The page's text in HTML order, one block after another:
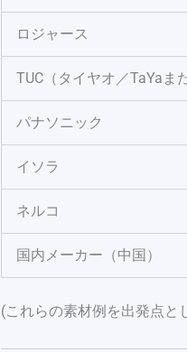
ロジャース
TUC（タイヤオ／TaYaま
パナソニック
イソラ
ネルコ
国内メーカー（中国）
(これらの素材例を出発点と